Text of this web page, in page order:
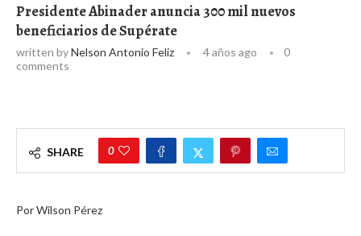
Presidente Abinader anuncia 300 mil nuevos
beneficiarios de Supérate
written byNelson Antonio Feliz 4 años ago
0
comments
SHARE 0
Por Wilson Pérez